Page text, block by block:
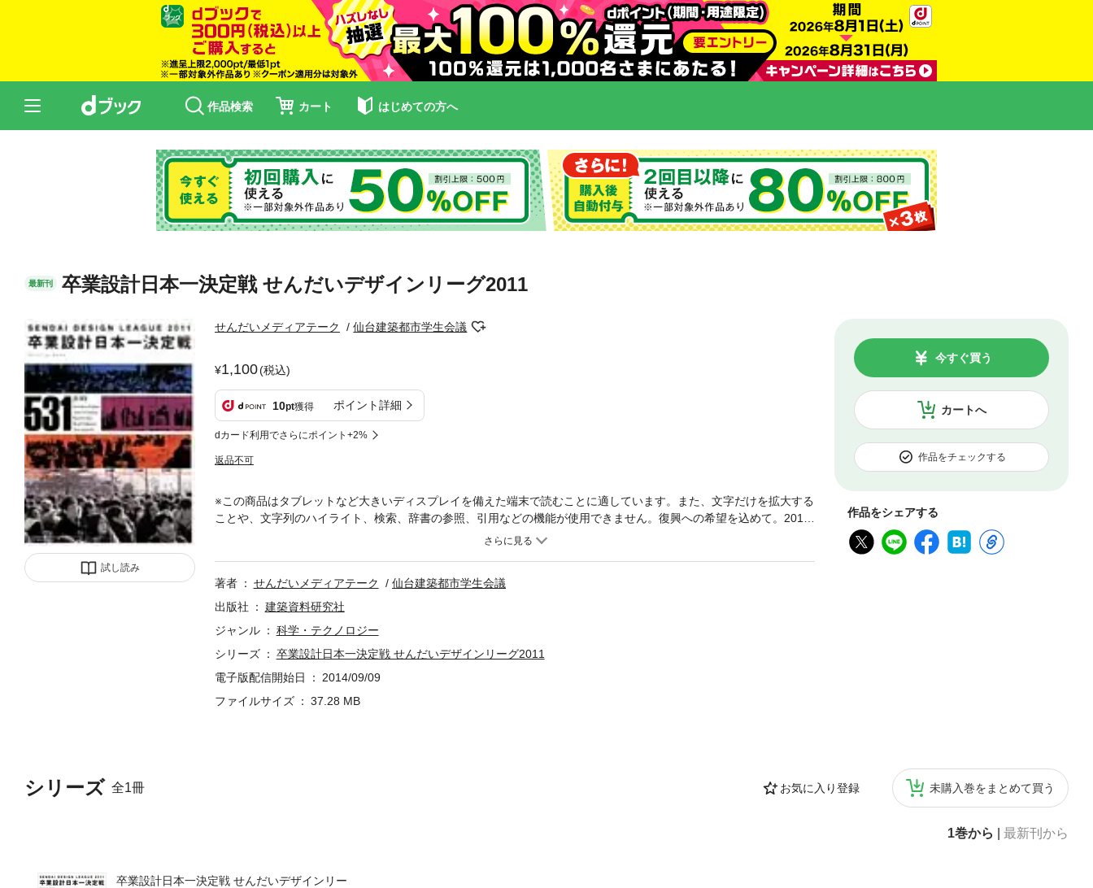
作品検索 カート はじめての方へ
最新刊 卒業設計日本一決定戦 せんだいデザインリーグ2011
試し読み
せんだいメディアテーク 仙台建築都市学生会議
1,100(税込)
10pt獲得 ポイント詳細
dカード利用でさらにポイント+2%
返品不可
カートへ
今すぐ買う
作品をチェックする
作品をシェアする
シリーズ 全1冊 お気に入り登録 未購入巻をまとめて買う
1巻から 最新刊から
卒業設計日本一決定戦 せんだいデザインリー
※この商品はタブレットなど大きいディスプレイを備えた端末で読むことに適しています。また、文字だけを拡大する
ことや、文字列のハイライト、検索、辞書の参照、引用などの機能が使用できません。復興への希望を込めて。2011
年の大会最終日となる3月11日、会場のせんだいメディアテークは大きな揺れに見舞われた。幸い人的被害は免れたも
著者
せんだいメディアテーク
仙台建築都市学生会議
出版社
建築資料研究社
ジャンル
科学・テクノロジー
シリーズ
卒業設計日本一決定戦 せんだいデザインリーグ2011
電子版配信開始日
2014/09/09
ファイルサイズ
37.28 MB